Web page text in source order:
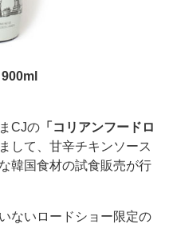
CJの 「コリアンフードロ
して、甘辛チキンソース
韓国食材の試食販売が行
ないロードショー限定の